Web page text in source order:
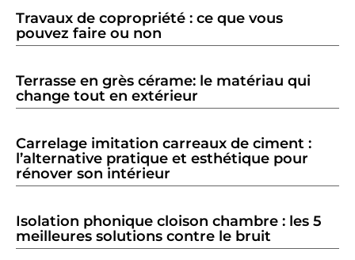
Travaux de copropriété : ce que vous
pouvez faire ou non
Terrasse en grès cérame: le matériau qui
change tout en extérieur
Carrelage imitation carreaux de ciment :
l’alternative pratique et esthétique pour
rénover son intérieur
Isolation phonique cloison chambre : les 5
meilleures solutions contre le bruit